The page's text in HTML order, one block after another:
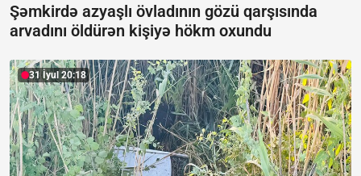
Şəmkirdə azyaşlı övladının gözü qarşısında
arvadını öldürən kişiyə hökm oxundu
31 İyul 20:18